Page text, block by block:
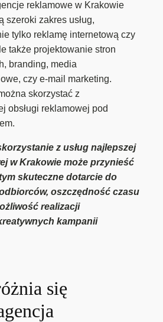
reklamowe w Krakowie
szeroki zakres usług,
tylko reklamę internetową czy
także projektowanie stron
branding, media
czy e-mail marketing.
skorzystać z
obsługi reklamowej pod
z usług najlepszej
w Krakowie może przynieść
skuteczne dotarcie do
oszczędność czasu
realizacji
kampanii
się